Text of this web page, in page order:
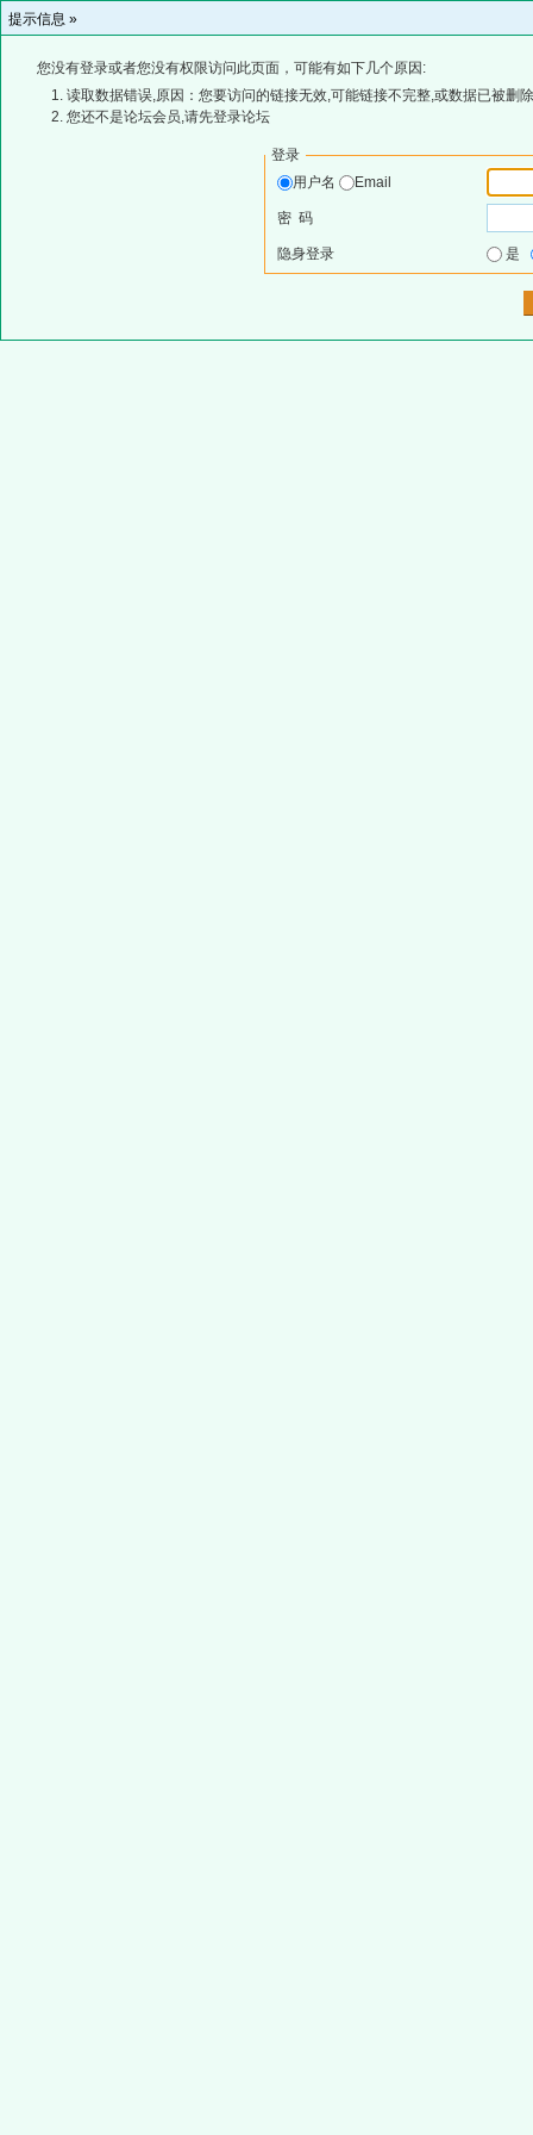
提示信息 »
您没有登录或者您没有权限访问此页面，可能有如下几个原因:
读取数据错误,原因：您要访问的链接无效,可能链接不完整,或数据已被删
您还不是论坛会员,请先登录论坛
登录
用户名
Email
密 码
隐身登录 是